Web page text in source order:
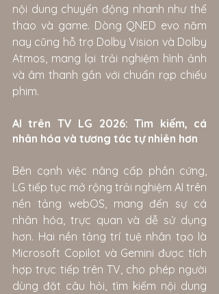
nội dung chuyển động nhanh như thể
thao và game. Dòng QNED evo năm
nay cũng hỗ trợ Dolby Vision và Dolby
Atmos, mang lại trải nghiệm hình ảnh
và âm thanh gần với chuẩn rạp chiếu
phim.
AI trên TV LG 2026: Tìm kiếm, cá
nhân hóa và tương tác tự nhiên hơn
Bên cạnh việc nâng cấp phần cứng,
LG tiếp tục mở rộng trải nghiệm AI trên
nền tảng webOS, mang đến sự cá
nhân hóa, trực quan và dễ sử dụng
hơn. Hai nền tảng trí tuệ nhân tạo là
Microsoft Copilot và Gemini được tích
hợp trực tiếp trên TV, cho phép người
dùng đặt câu hỏi, tìm kiếm nội dung